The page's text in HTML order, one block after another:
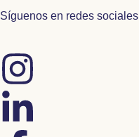
Síguenos en redes sociales